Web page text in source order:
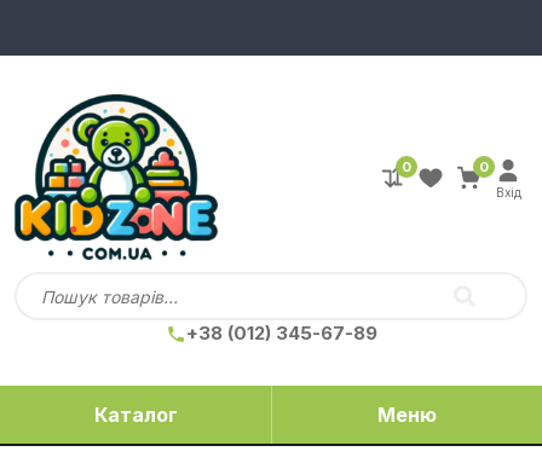
+38 (012) 345-67-89
0 0
Вхід
Каталог Меню